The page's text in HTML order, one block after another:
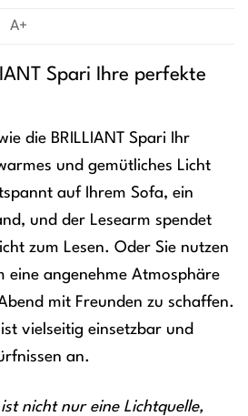
A+
Spari Ihre perfekte
die BRILLIANT Spari Ihr
und gemütliches Licht
auf Ihrem Sofa, ein
und der Lesearm spendet
zum Lesen. Oder Sie nutzen
eine angenehme Atmosphäre
mit Freunden zu schaffen.
ist vielseitig einsetzbar und
an.
ist nicht nur eine Lichtquelle,